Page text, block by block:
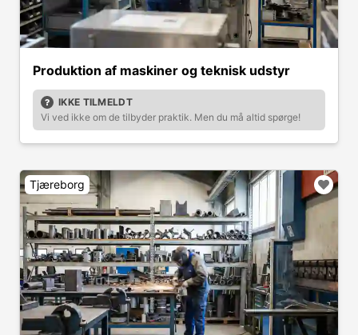
Produktion af maskiner og teknisk udstyr
IKKE TILMELDT
Vi ved ikke om de tilbyder praktik. Men du må altid spørge!
Tjæreborg